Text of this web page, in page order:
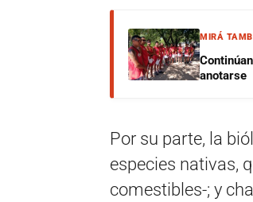
MIRÁ
anotarse
Por su parte, la
especies nativas,
comestibles-; y